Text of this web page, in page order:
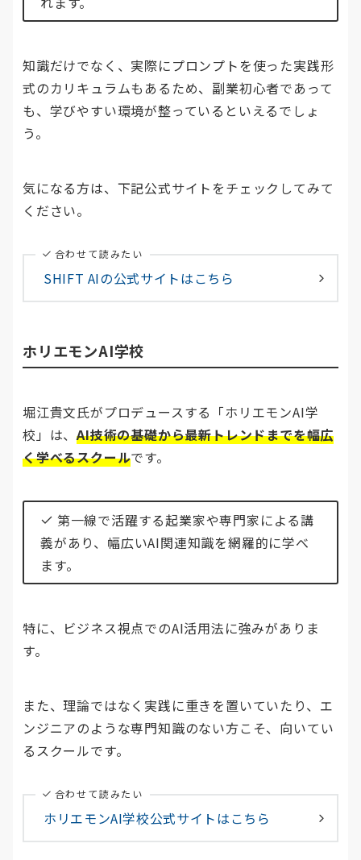
知識だけでなく、実際にプロンプトを使った実践形
式のカリキュラムもあるため、副業初心者であって
も、学びやすい環境が整っているといえるでしょ
う。
気になる方は、下記公式サイトをチェックしてみて
ください。
合わせて読みたい
SHIFT AIの公式サイトはこちら
ホリエモンAI学校
堀江貴文氏がプロデュースする「ホリエモンAI学
校」は、AI技術の基礎から最新トレンドまでを幅広
く学べるスクールです。
第一線で活躍する起業家や専門家による講
義があり、幅広いAI関連知識を網羅的に学べ
ます。
特に、ビジネス視点でのAI活用法に強みがありま
す。
また、理論ではなく実践に重きを置いていたり、エ
ンジニアのような専門知識のない方こそ、向いてい
るスクールです。
合わせて読みたい
ホリエモンAI学校公式サイトはこちら